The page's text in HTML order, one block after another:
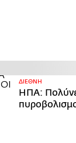
ΔΙΕΘΝΗ
ΗΠΑ: